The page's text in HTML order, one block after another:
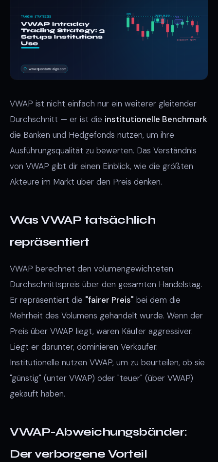
VWAP ist nicht einfach nur ein weiterer gleitender
Durchschnitt — er ist die institutionelle Benchmark
die Banken und Hedgefonds nutzen, um ihre
Ausführungsqualität zu bewerten. Das Verständnis
von VWAP gibt dir einen Einblick, wie die größten
Akteure im Markt über den Preis denken.
Was VWAP tatsächlich
repräsentiert
VWAP berechnet den volumengewichteten
Durchschnittspreis über den gesamten Handelstag.
Er repräsentiert die "fairer Preis" bei dem die
Mehrheit des Volumens gehandelt wurde. Wenn der
Preis über VWAP liegt, waren Käufer aggressiver.
Liegt er darunter, dominieren Verkäufer.
Institutionelle nutzen VWAP, um zu beurteilen, ob sie
"günstig" (unter VWAP) oder "teuer" (über VWAP)
gekauft haben.
VWAP-Abweichungsbänder:
Der verborgene Vorteil